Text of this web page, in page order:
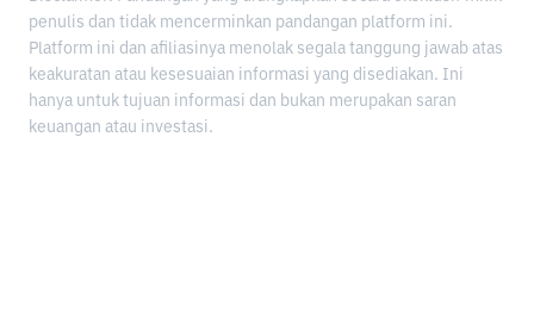
penulis dan tidak mencerminkan pandangan platform ini.
Platform ini dan afiliasinya menolak segala tanggung jawab atas
keakuratan atau kesesuaian informasi yang disediakan. Ini
hanya untuk tujuan informasi dan bukan merupakan saran
keuangan atau investasi.